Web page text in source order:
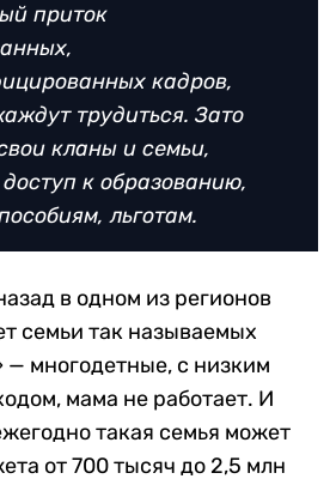
приток
кадров,
трудиться. Зато
кланы и семьи,
к образованию,
льготам.
в одном из регионов
семьи так называемых
многодетные, с низким
мама не работает. И
такая семья может
от 700 тысяч до 2,5 млн